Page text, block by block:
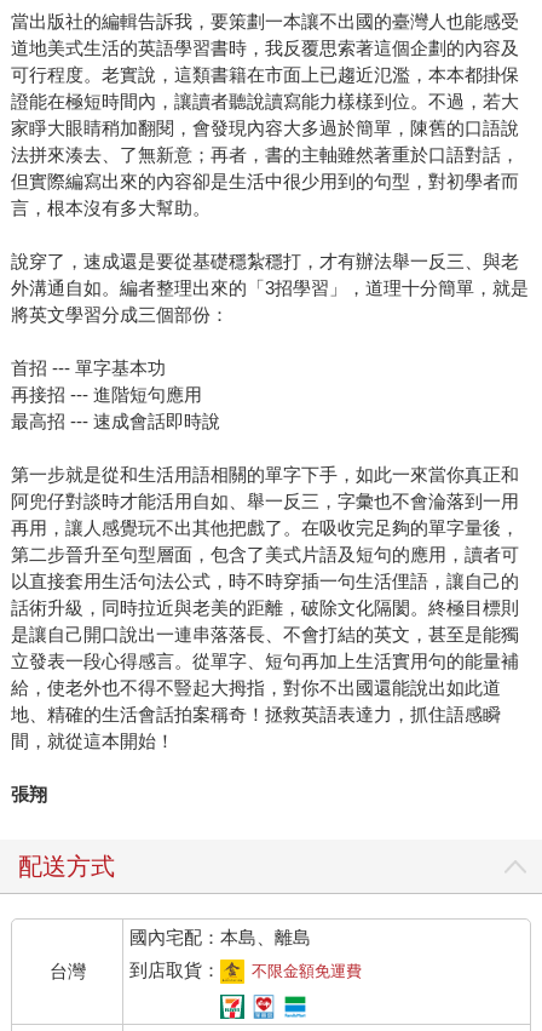
當出版社的編輯告訴我，要策劃一本讓不出國的臺灣人也能感受
道地美式生活的英語學習書時，我反覆思索著這個企劃的內容及
可行程度。老實說，這類書籍在市面上已趨近氾濫，本本都掛保
證能在極短時間內，讓讀者聽說讀寫能力樣樣到位。不過，若大
家睜大眼睛稍加翻閱，會發現內容大多過於簡單，陳舊的口語說
法拼來湊去、了無新意；再者，書的主軸雖然著重於口語對話，
但實際編寫出來的內容卻是生活中很少用到的句型，對初學者而
言，根本沒有多大幫助。
說穿了，速成還是要從基礎穩紮穩打，才有辦法舉一反三、與老
外溝通自如。編者整理出來的「3招學習」，道理十分簡單，就是
將英文學習分成三個部份：
首招 --- 單字基本功
再接招 --- 進階短句應用
最高招 --- 速成會話即時說
第一步就是從和生活用語相關的單字下手，如此一來當你真正和
阿兜仔對談時才能活用自如、舉一反三，字彙也不會淪落到一用
再用，讓人感覺玩不出其他把戲了。在吸收完足夠的單字量後，
第二步晉升至句型層面，包含了美式片語及短句的應用，讀者可
以直接套用生活句法公式，時不時穿插一句生活俚語，讓自己的
話術升級，同時拉近與老美的距離，破除文化隔閡。終極目標則
是讓自己開口說出一連串落落長、不會打結的英文，甚至是能獨
立發表一段心得感言。從單字、短句再加上生活實用句的能量補
給，使老外也不得不豎起大拇指，對你不出國還能說出如此道
地、精確的生活會話拍案稱奇！拯救英語表達力，抓住語感瞬
間，就從這本開始！
張翔
配送方式
台灣
國內宅配：本島、離島
到店取貨：
不限金額免運費